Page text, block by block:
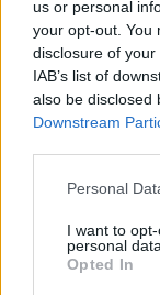
us or personal
your opt-out. You
disclosure of
IAB’s list of
also be disclosed
Downstream
Personal
I want to
personal data.
Opted In